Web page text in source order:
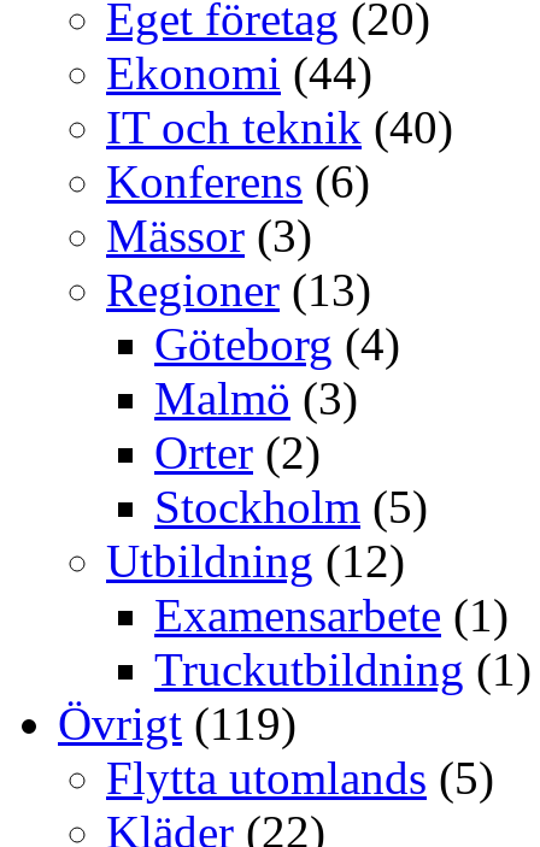
Eget företag (20)
Ekonomi (44)
IT och teknik (40)
Konferens (6)
Mässor (3)
Regioner (13)
Göteborg (4)
Malmö (3)
Orter (2)
Stockholm (5)
Utbildning (12)
Examensarbete (1)
Truckutbildning (1)
Övrigt (119)
Flytta utomlands (5)
Kläder (22)